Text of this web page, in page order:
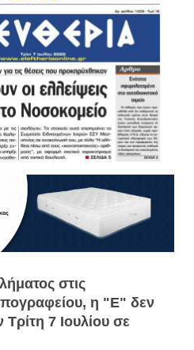
στις
η "Ε" δεν
7 Ιουλίου σε